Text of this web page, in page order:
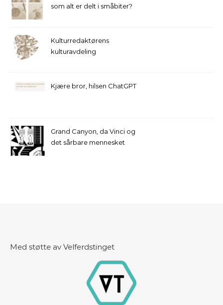
som alt er delt i småbiter?
Kulturredaktørens
kulturavdeling
Kjære bror, hilsen ChatGPT
Grand Canyon, da Vinci og
det sårbare mennesket
Med støtte av Velferdstinget